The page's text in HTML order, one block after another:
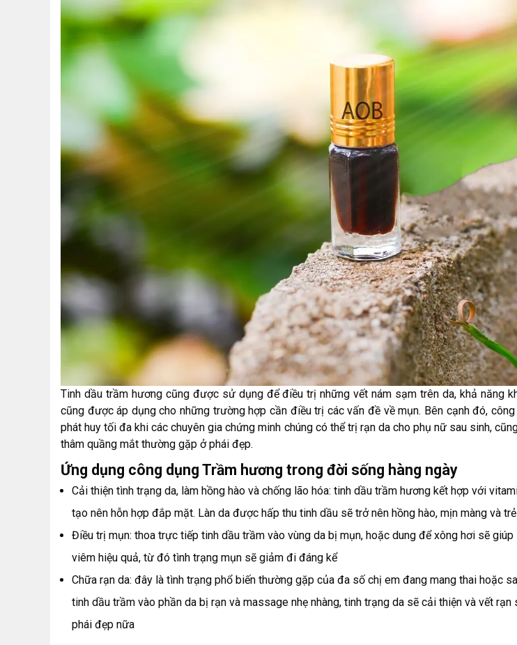
Tinh dầu trầm hương cũng được sử dụng để điều trị những vết nám sạm trên da, khả năng
cũng được áp dụng cho những trường hợp cần điều trị các vấn đề về mụn. Bên cạnh đó,
phát huy tối đa khi các chuyên gia chứng minh chúng có thể trị rạn da cho phụ nữ sau sinh,
thâm quầng mắt thường gặp ở phái đẹp.
Ứng dụng công dụng Trầm hương trong đời sống hàng ngày
Cải thiện tình trạng da, làm hồng hào và chống lão hóa: tinh dầu trầm hương kết hợp với
tạo nên hỗn hợp đắp mặt. Làn da được hấp thu tinh dầu sẽ trở nên hồng hào, mịn màng và
Điều trị mụn: thoa trực tiếp tinh dầu trầm vào vùng da bị mụn, hoặc dung để xông hơi sẽ
viêm hiệu quả, từ đó tình trạng mụn sẽ giảm đi đáng kể
Chữa rạn da: đây là tình trạng phổ biến thường gặp của đa số chị em đang mang thai hoặc
tinh dầu trầm vào phần da bị rạn và massage nhẹ nhàng, tinh trạng da sẽ cải thiện và vết
phái đẹp nữa